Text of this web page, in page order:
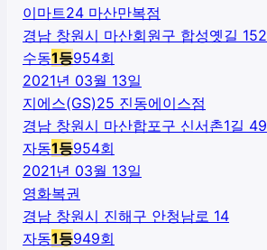
이마트24 마산만복점
경남 창원시 마산회원구 합성옛길 152
수동1등954회
2021년 03월 13일
지에스(GS)25 진동에이스점
경남 창원시 마산합포구 신서촌1길 49
자동1등954회
2021년 03월 13일
영화복권
경남 창원시 진해구 안청남로 14
자동1등949회